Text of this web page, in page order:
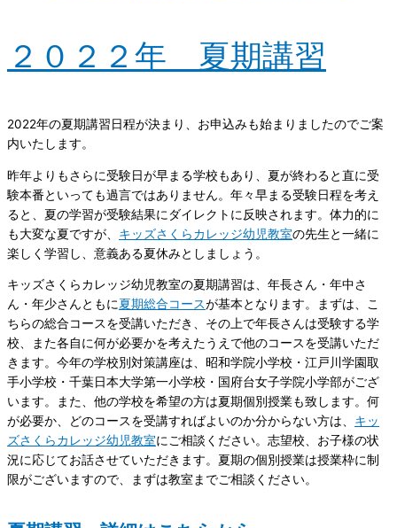
２０２２年 夏期講習
2022年の夏期講習日程が決まり、お申込みも始まりましたのでご案
内いたします。
昨年よりもさらに受験日が早まる学校もあり、夏が終わると直に受
験本番といっても過言ではありません。年々早まる受験日程を考え
ると、夏の学習が受験結果にダイレクトに反映されます。体力的に
も大変な夏ですが、 キッズさくらカレッジ幼児教室の先生と一緒に
楽しく学習し、意義ある夏休みとしましょう。
キッズさくらカレッジ幼児教室の夏期講習は、年長さん・年中さ
ん・年少さんともに夏期総合コースが基本となります。まずは、こ
ちらの総合コースを受講いただき、その上で年長さんは受験する学
校、また各自に何が必要かを考えたうえで他のコースを受講いただ
きます。今年の学校別対策講座は、昭和学院小学校・江戸川学園取
手小学校・千葉日本大学第一小学校・国府台女子学院小学部がござ
います。また、他の学校を希望の方は夏期個別授業も致します。何
が必要か、どのコースを受講すればよいのか分からない方は、 キッ
ズさくらカレッジ幼児教室にご相談ください。志望校、お子様の状
況に応じてお話させていただきます。夏期の個別授業は授業枠に制
限がございますので、まずは教室までご相談ください。